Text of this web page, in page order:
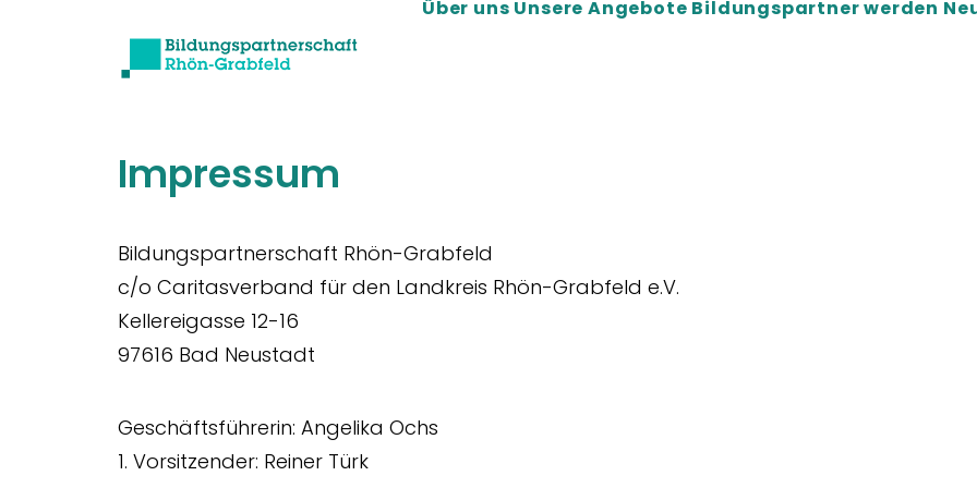
Über uns Unsere Angebote Bildungspartner werden
Impressum
Bildungspartnerschaft Rhön-Grabfeld
c/o Caritasverband für den Landkreis Rhön-Grabfeld e.V.
Kellereigasse 12-16
97616 Bad Neustadt
Geschäftsführerin: Angelika Ochs
1. Vorsitzender: Reiner Türk